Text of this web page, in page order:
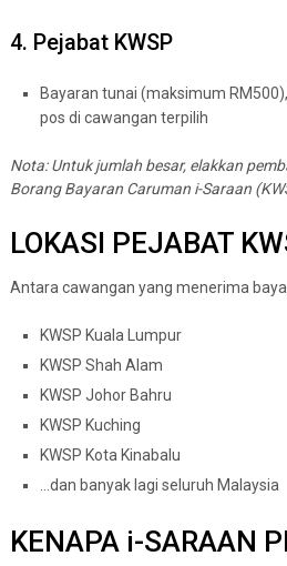
4. Pejabat KWSP
Bayaran tunai (maksimum
pos di cawangan terpilih
Nota: Untuk jumlah besar, elakkan
Borang Bayaran Caruman i-Saraan
LOKASI PEJABAT
Antara cawangan yang menerima
KWSP Kuala Lumpur
KWSP Shah Alam
KWSP Johor Bahru
KWSP Kuching
KWSP Kota Kinabalu
…dan banyak lagi seluruh Malaysia
KENAPA i-SARAAN